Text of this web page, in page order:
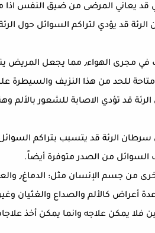
قد يعاني المرضى من ضيق النفس اذا
قد تؤدي الاصابة للشعور بالألم
سرطان الرئة قد يتسبب بتراكم
من الصدر متوفرة أيضاً.
جسم الإنسان مثل: الدماغ٫ والعظام.
أعراض كالألم والصداع والغثيان
فلا يمكن علاجه وانما يمكن أخذ